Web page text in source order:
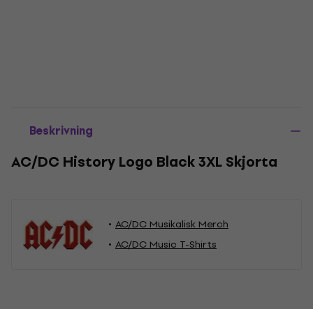
Beskrivning
AC/DC History Logo Black 3XL Skjorta
AC/DC Musikalisk Merch
AC/DC Music T-Shirts